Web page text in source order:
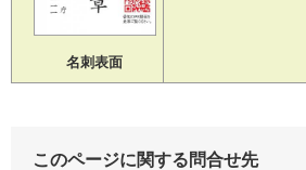
名刺表面
このページに関する問合せ先